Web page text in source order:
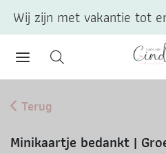
Terug
Minikaartje bedankt |
Wij zijn met vakantie tot